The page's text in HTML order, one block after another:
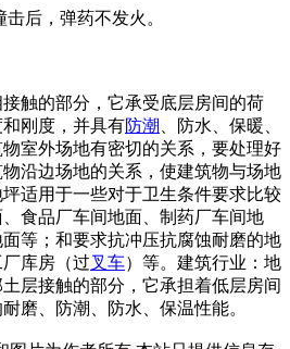
后，弹药不发火。
触的部分，它承受底层房间的荷
刚度，并具有防潮
、防水、保暖、
室外场地有密切的关系，要处理好
沿边场地的关系，使建筑物与场地
适用于一些对于卫生条件要求比较
食品厂车间地面、制药厂车间地
等；和要求抗冲压抗腐蚀耐磨的地
库房（过叉车）等。建筑行业：地
层接触的部分，它承担着低层房间
磨、防潮、防水、保温性能。